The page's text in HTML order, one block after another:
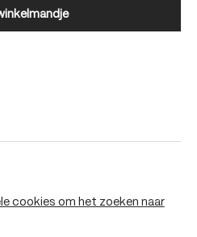
cookies om het zoeken naar